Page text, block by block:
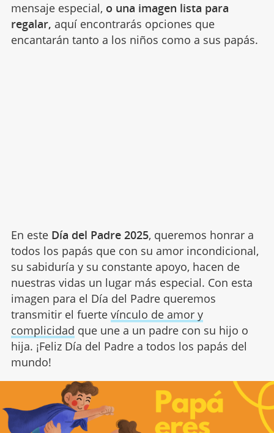
mensaje especial, o una imagen lista para
regalar, aquí encontrarás opciones que
encantarán tanto a los niños como a sus papás.
En este Día del Padre 2025, queremos honrar a
todos los papás que con su amor incondicional,
su sabiduría y su constante apoyo, hacen de
nuestras vidas un lugar más especial. Con esta
imagen para el Día del Padre queremos
transmitir el fuerte vínculo de amor y
complicidad que une a un padre con su hijo o
hija. ¡Feliz Día del Padre a todos los papás del
mundo!